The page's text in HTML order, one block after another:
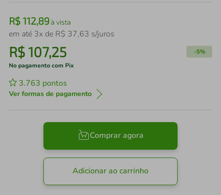
R$ 112,89à vista
em até 3x de R$ 37,63 s/juros
R$107,25 -5%
No pagamento com Pix
3.763 pontos
Ver formas de pagamento
Comprar agora
Adicionar ao carrinho